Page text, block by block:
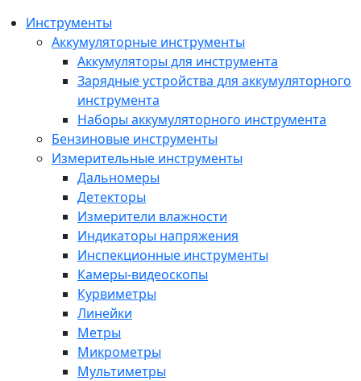
Инструменты
Аккумуляторные инструменты
Аккумуляторы для инструмента
Зарядные устройства для аккумуляторного
инструмента
Наборы аккумуляторного инструмента
Бензиновые инструменты
Измерительные инструменты
Дальномеры
Детекторы
Измерители влажности
Индикаторы напряжения
Инспекционные инструменты
Камеры-видеоскопы
Курвиметры
Линейки
Метры
Микрометры
Мультиметры